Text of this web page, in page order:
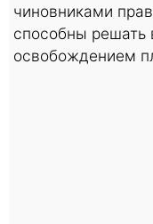
чиновниками
способны решать
освобождением